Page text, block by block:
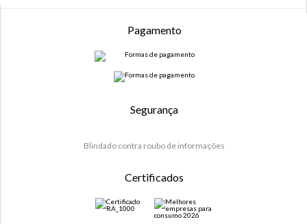
Pagamento
Segurança
Blindado contra roubo de informações
Certificados